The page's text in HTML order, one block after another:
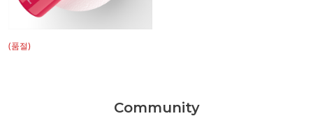
(품절)
Community